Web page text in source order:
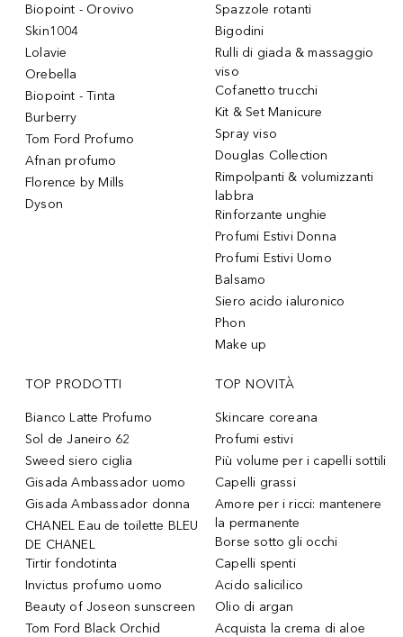
Biopoint - Orovivo
Skin1004
Lolavie
Orebella
Biopoint - Tinta
Burberry
Tom Ford Profumo
Afnan profumo
Florence by Mills
Dyson
Spazzole rotanti
Bigodini
Rulli di giada & massaggio
viso
Cofanetto trucchi
Kit & Set Manicure
Spray viso
Douglas Collection
Rimpolpanti & volumizzanti
labbra
Rinforzante unghie
Profumi Estivi Donna
Profumi Estivi Uomo
Balsamo
Siero acido ialuronico
Phon
Make up
TOP PRODOTTI
Bianco Latte Profumo
Sol de Janeiro 62
Sweed siero ciglia
Gisada Ambassador uomo
Gisada Ambassador donna
CHANEL Eau de toilette BLEU
DE CHANEL
Tirtir fondotinta
Invictus profumo uomo
Beauty of Joseon sunscreen
Tom Ford Black Orchid
TOP NOVITÀ
Skincare coreana
Profumi estivi
Più volume per i capelli sottili
Capelli grassi
Amore per i ricci: mantenere
la permanente
Borse sotto gli occhi
Capelli spenti
Acido salicilico
Olio di argan
Acquista la crema di aloe